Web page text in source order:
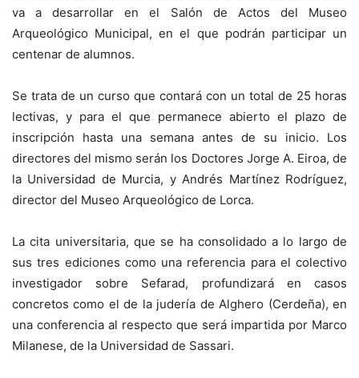
va a desarrollar en el Salón de Actos del Museo
Arqueológico Municipal, en el que podrán participar un
centenar de alumnos.
Se trata de un curso que contará con un total de 25 horas
lectivas, y para el que permanece abierto el plazo de
inscripción hasta una semana antes de su inicio. Los
directores del mismo serán los Doctores Jorge A. Eiroa, de
la Universidad de Murcia, y Andrés Martínez Rodríguez,
director del Museo Arqueológico de Lorca.
La cita universitaria, que se ha consolidado a lo largo de
sus tres ediciones como una referencia para el colectivo
investigador sobre Sefarad, profundizará en casos
concretos como el de la judería de Alghero (Cerdeña), en
una conferencia al respecto que será impartida por Marco
Milanese, de la Universidad de Sassari.